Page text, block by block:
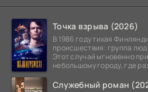
Точка взрыва (2026)
В 1986 году тихая
происшествия: группа
Этот случай мгновенно
небольшому городу, где
Служебный роман